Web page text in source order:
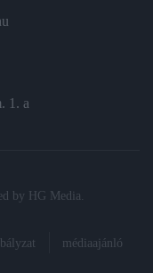
1. a
by HG Media
médiaajánló